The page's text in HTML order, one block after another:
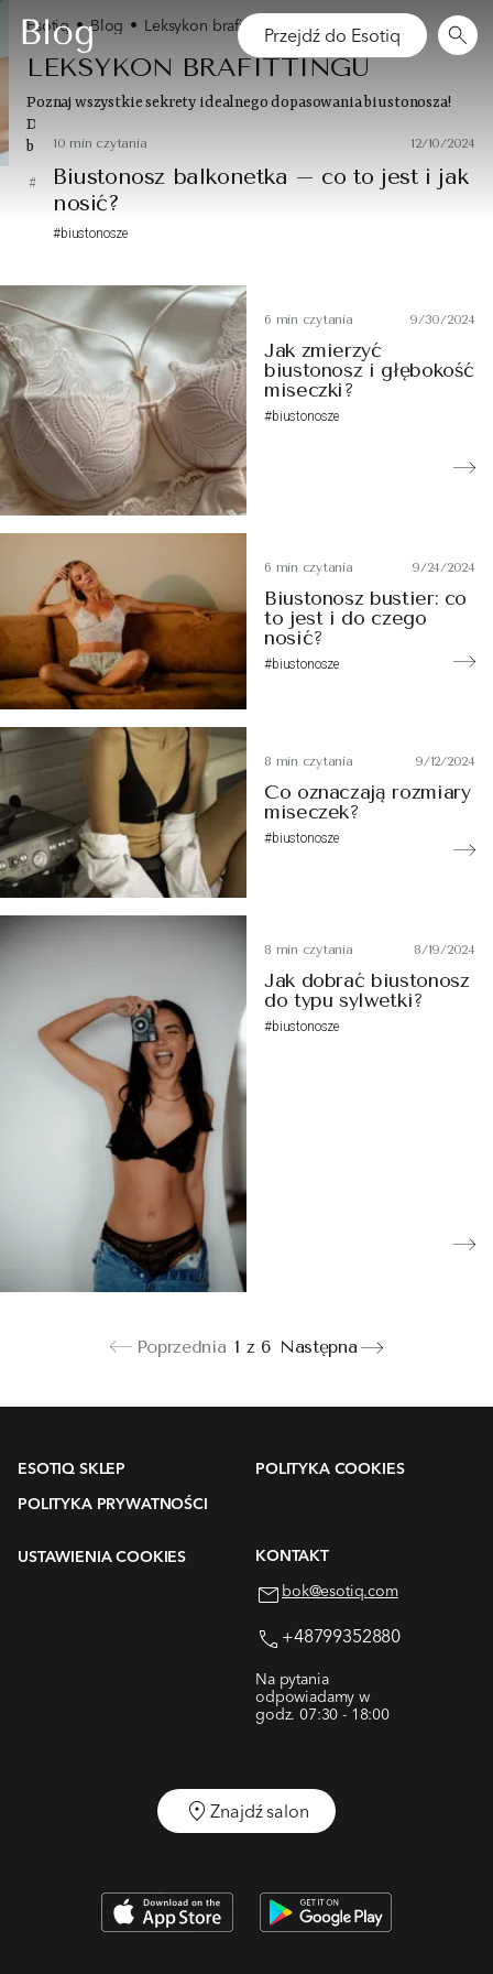
Przejdź do Esotiq
Esotiq • Blog • Leksykon brafittingu
LEKSYKON BRAFITTINGU
Poznaj wszystkie sekrety idealnego dopasowania biustonosza!
Dzięki naszym artykułom zapomnisz o problemie źle dobranej
bielizny❤️
#akcesoria #biustonosze #body #bride #majtki #summer #homewear
10 min czytania 2/25/2025
Jaki stanik do opadającego biustu?
#biustonosze
10 min czytania 12/10/2024
Biustonosz balkonetka – co to jest i jak
nosić?
#biustonosze
6 min czytania 9/30/2024
Jak zmierzyć
biustonosz i głębokość
miseczki?
#biustonosze
6 min czytania 9/24/2024
Biustonosz bustier: co
to jest i do czego
nosić?
#biustonosze
8 min czytania 9/12/2024
Co oznaczają rozmiary
miseczek?
#biustonosze
8 min czytania 8/19/2024
Jak dobrać biustonosz
do typu sylwetki?
#biustonosze
Poprzednia 1 z 6 Następna
ESOTIQ SKLEP
POLITYKA PRYWATNOŚCI
POLITYKA COOKIES
USTAWIENIA COOKIES
KONTAKT
bok@esotiq.com
+48799352880
Na pytania
odpowiadamy w
godz. 07:30 - 18:00
Znajdź salon